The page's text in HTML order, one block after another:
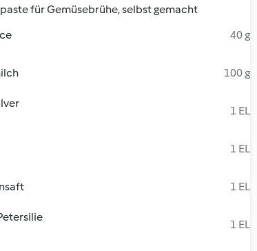
für Gemüsebrühe, selbst gemacht
40 g
100 g
1 EL
1 EL
1 EL
1 EL